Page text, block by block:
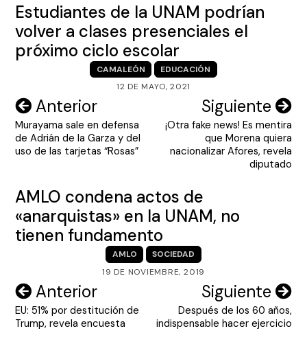
Estudiantes de la UNAM podrían
volver a clases presenciales el
próximo ciclo escolar
CAMALEÓN
EDUCACIÓN
12 DE MAYO, 2021
Navegación
de
entradas
Anterior
Murayama sale en defensa
de Adrián de la Garza y del
uso de las tarjetas “Rosas”
Siguiente
¡Otra fake news! Es mentira
que Morena quiera
nacionalizar Afores, revela
diputado
AMLO condena actos de
«anarquistas» en la UNAM, no
tienen fundamento
AMLO
SOCIEDAD
19 DE NOVIEMBRE, 2019
Navegación
de
Anterior
EU: 51% por destitución de
Trump, revela encuesta
Siguiente
Después de los 60 años,
indispensable hacer ejercicio